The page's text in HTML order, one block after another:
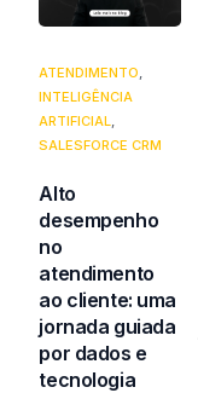
ATENDIMENTO,
INTELIGÊNCIA
ARTIFICIAL,
SALESFORCE CRM
Alto
desempenho
no
atendimento
ao cliente: uma
jornada guiada
por dados e
tecnologia